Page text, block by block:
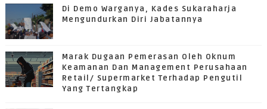
Di Demo Warganya, Kades Sukaraharja
Mengundurkan Diri Jabatannya
Marak Dugaan Pemerasan Oleh Oknum
Keamanan Dan Management Perusahaan
Retail/ Supermarket Terhadap Pengutil
Yang Tertangkap